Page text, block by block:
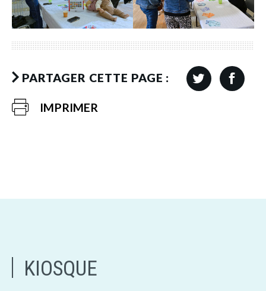
PARTAGER CETTE PAGE :
IMPRIMER
KIOSQUE